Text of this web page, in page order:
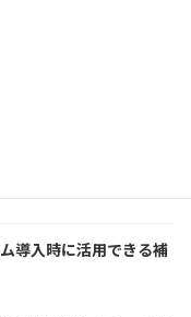
導入時に活用できる補